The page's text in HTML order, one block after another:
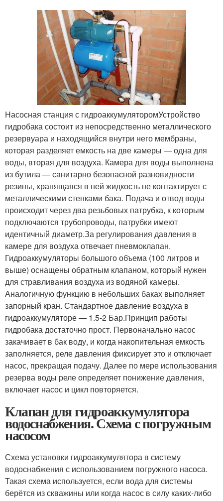
Насосная станция с гидроаккумуляторомУстройство
гидробака состоит из непосредственно металлического
резервуара и находящийся внутри него мембраны,
которая разделяет емкость на две камеры — одна для
воды, вторая для воздуха. Камера для воды выполнена
из бутила — санитарно безопасной разновидности
резины, хранящаяся в ней жидкость не контактирует с
металлическими стенками бака. Подача и отвод воды
происходит через два резьбовых патрубка, к которым
подключаются трубопроводы, патрубки имеют
идентичный диаметр.За регулирования давления в
камере для воздуха отвечает пневмоклапан.
Гидроаккумуляторы большого объема (100 литров и
выше) оснащены обратным клапаном, который нужен
для стравливания воздуха из водяной камеры.
Аналогичную функцию в небольших баках выполняет
запорный кран. Стандартное давление воздуха в
гидроаккумуляторе — 1.5-2 Бар.Принцип работы
гидробака достаточно прост. Первоначально насос
закачивает в бак воду, и когда накопительная емкость
заполняется, реле давления фиксирует это и отключает
насос, прекращая подачу. Далее по мере использования
резерва воды реле определяет понижение давления,
включает насос и цикл повторяется.
Клапан для гидроаккумулятора
водоснабжения. Схема с погружным
насосом
Схема установки гидроаккумулятора в систему
водоснабжения с использованием погружного насоса.
Такая схема используется, если вода для системы
берётся из скважины или когда насос в силу каких-либо